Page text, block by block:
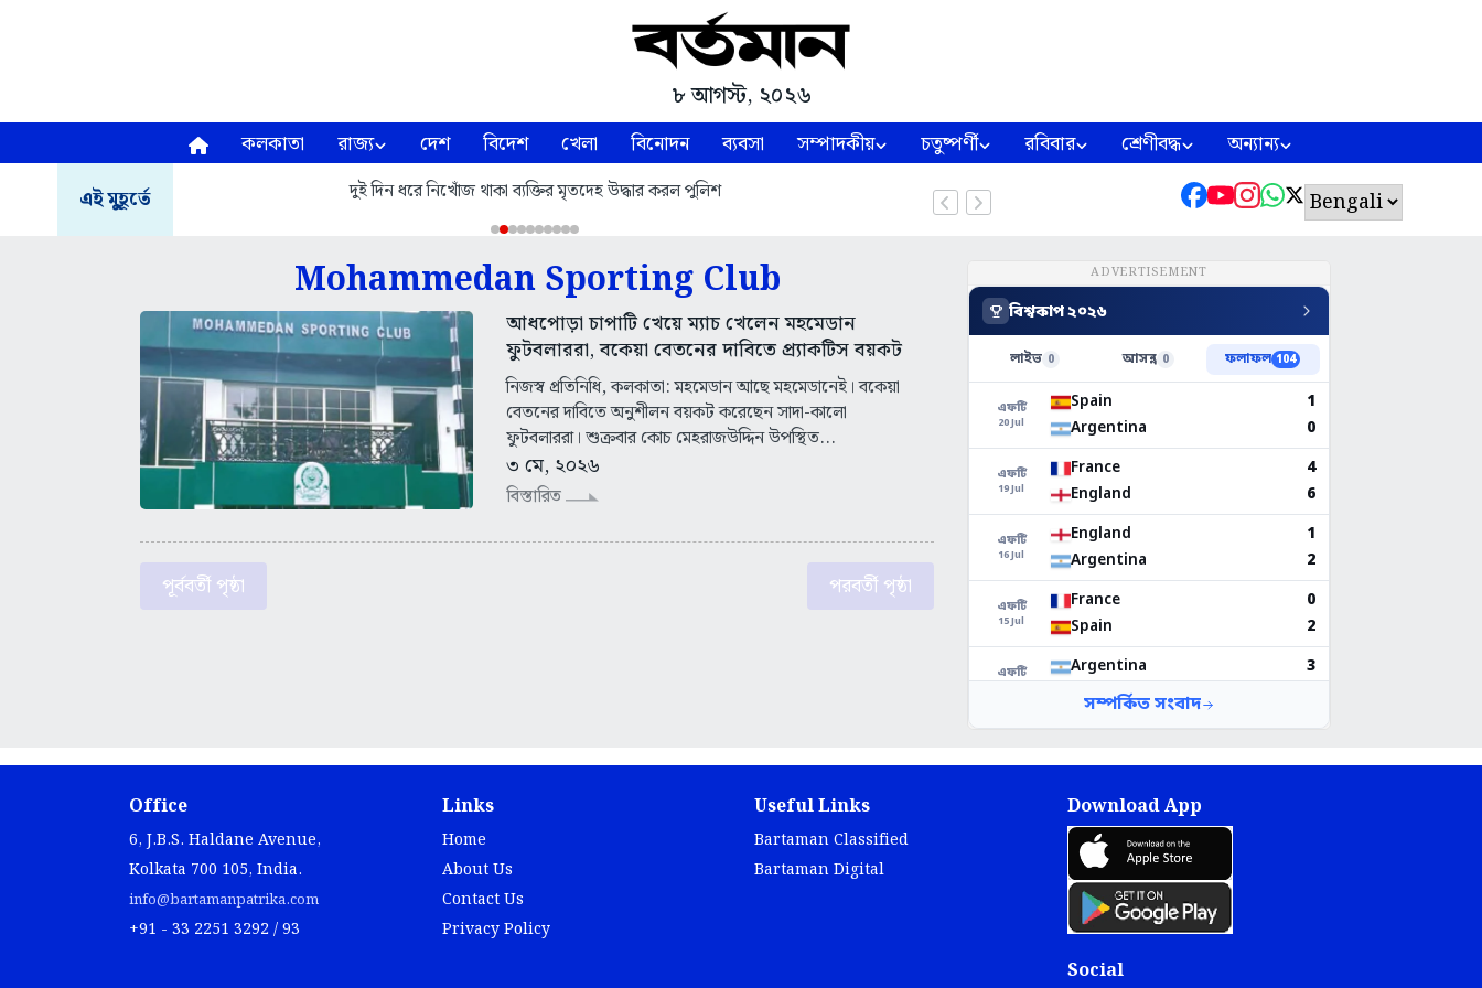
৮ আগস্ট, ২০২৬
কলকাতা রাজ্য দেশ বিদেশ খেলা বিনোদন ব্যবসা সম্পাদকীয় চতুষ্পর্ণী রবিবার শ্রেণীবদ্ধ অন্যান্য
এই মুহূর্তে দুই দিন ধরে নিখোঁজ থাকা ব্যক্তির মৃতদেহ উদ্ধার করল পুলিশ
Mohammedan Sporting Club
আধপোড়া চাপাটি খেয়ে ম্যাচ খেলেন মহমেডান
ফুটবলাররা, বকেয়া বেতনের দাবিতে প্র্যাকটিস বয়কট
নিজস্ব প্রতিনিধি, কলকাতা: মহমেডান আছে মহমেডানেই। বকেয়া
বেতনের দাবিতে অনুশীলন বয়কট করেছেন সাদা-কালো
ফুটবলাররা। শুক্রবার কোচ মেহরাজউদ্দিন উপস্থিত...
৩ মে, ২০২৬
বিস্তারিত
পূর্ববর্তী পৃষ্ঠা পরবর্তী পৃষ্ঠা
ADVERTISEMENT
Office
6, J.B.S. Haldane Avenue,
Kolkata 700 105, India.
info@bartamanpatrika.com
+91 - 33 2251 3292 / 93
Links
Home
About Us
Contact Us
Privacy Policy
Useful Links
Bartaman Classified
Bartaman Digital
Download App
Social